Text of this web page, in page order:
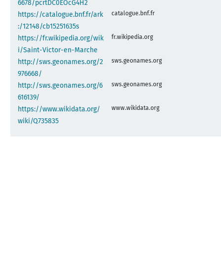
6678/pcrtDC0EOcG4H2
https://catalogue.bnf.fr/ark
:/12148/cb15251635s
catalogue.bnf.fr
https://fr.wikipedia.org/wik
i/Saint-Victor-en-Marche
fr.wikipedia.org
http://sws.geonames.org/2
976668/
sws.geonames.org
http://sws.geonames.org/6
616139/
sws.geonames.org
https://www.wikidata.org/
wiki/Q735835
www.wikidata.org